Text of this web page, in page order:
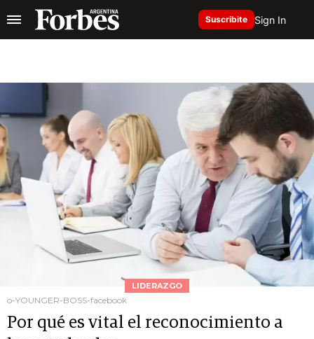
Suscribite Sign In
LIDERAZGO
o-YOUNGER-BOSS-facebook
Por qué es vital el reconocimiento a